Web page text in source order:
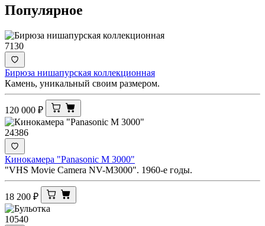
Популярное
7130
Бирюза нишапурская коллекционная
Камень, уникальный своим размером.
120 000 ₽
24386
Кинокамера "Panasonic M 3000"
"VHS Movie Camera NV-M3000". 1960-е годы.
18 200 ₽
10540